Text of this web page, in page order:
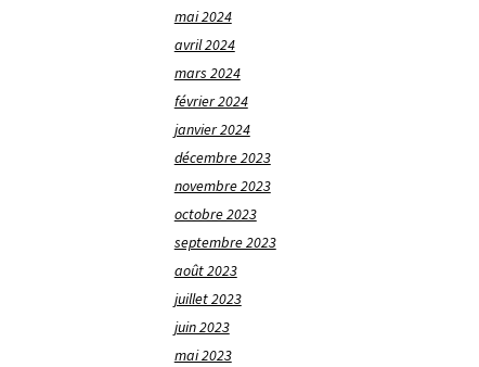
mai 2024
avril 2024
mars 2024
février 2024
janvier 2024
décembre 2023
novembre 2023
octobre 2023
septembre 2023
août 2023
juillet 2023
juin 2023
mai 2023